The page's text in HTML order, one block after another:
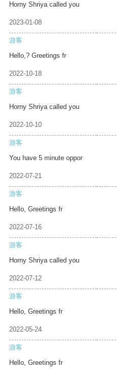
Horny Shriya called you
2023-01-08
游客
Hello,? Greetings fr
2022-10-18
游客
Horny Shriya called you
2022-10-10
游客
You have 5 minute oppor
2022-07-21
游客
Hello, Greetings fr
2022-07-16
游客
Horny Shriya called you
2022-07-12
游客
Hello, Greetings fr
2022-05-24
游客
Hello, Greetings fr